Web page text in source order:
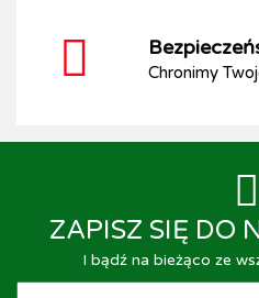
Chronimy
ZAPISZ SIĘ DO
I bądź na bieżąco ze